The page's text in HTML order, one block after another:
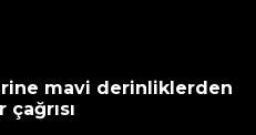
mavi derinliklerden
çağrısı